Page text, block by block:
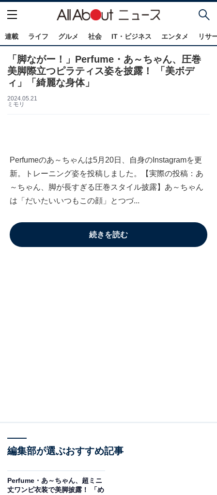
連載 ライフ グルメ 社会 IT・ビジネス エンタメ リサ
「脚ながー！」Perfume・あ～ちゃん、圧巻
美脚際立つピラティス姿を披露！ 「美ボデ
ィ」「綺麗な身体」
2024.05.21
ミモリ
Perfumeのあ～ちゃんは5月20日、自身のInstagramを更
新。トレーニング姿を投稿しました。【実際の投稿：あ
～ちゃん、脚が長すぎる圧巻スタイル披露】あ～ちゃん
は「だいたいいつもこの顔」とつづ...
続きを読む
編集部が選ぶおすすめ記事
Perfume・あ～ちゃん、超ミニ
丈ワンピ衣装で美脚披露！ 「め